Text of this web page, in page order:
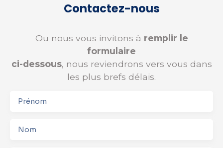
Contactez-nous
Ou nous vous invitons à remplir le
formulaire
ci-dessous, nous reviendrons vers vous dans
les plus brefs délais.
Prénom
Nom